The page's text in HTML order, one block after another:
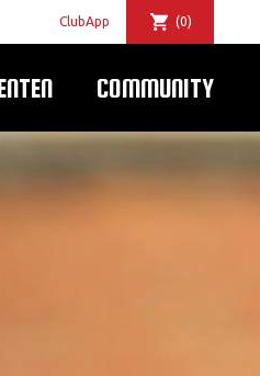
ClubApp (0)
COMMUNITY